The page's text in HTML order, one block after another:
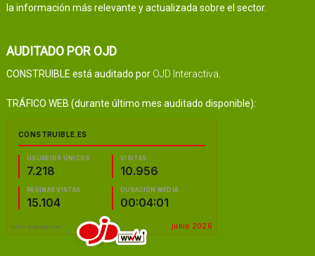
la información más relevante y actualizada sobre el sector.
AUDITADO POR OJD
CONSTRUIBLE está auditado por OJD Interactiva.
TRÁFICO WEB (durante último mes auditado disponible):